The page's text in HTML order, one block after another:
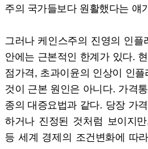
주의 국가들보다 원활했다는 얘
그러나 케인스주의 진영의 인
안에는 근본적인 한계가 있다.
점가격, 초과이윤의 인상이 인
것이 근본 원인은 아니다. 가격
종의 대증요법과 같다. 당장 가
하거나 진정된 것처럼 보이지
등 세계 경제의 조건변화에 따